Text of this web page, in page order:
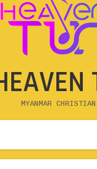
MYANMAR